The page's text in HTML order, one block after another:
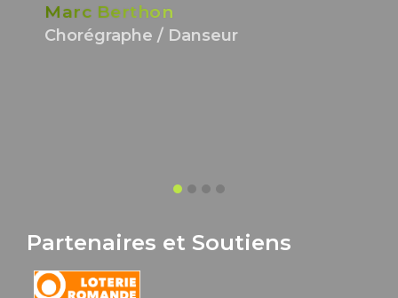
Marc Berthon
Chorégraphe / Danseur
Partenaires et Soutiens